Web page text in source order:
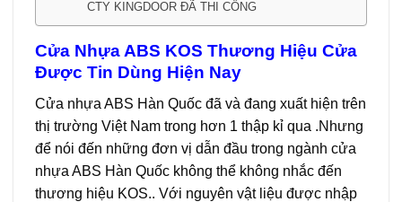
CTY KINGDOOR ĐÃ THI CÔNG
Cửa Nhựa ABS KOS Thương Hiệu Cửa
Được Tin Dùng Hiện Nay
Cửa nhựa ABS Hàn Quốc đã và đang xuất hiện trên
thị trường Việt Nam trong hơn 1 thập kỉ qua .Nhưng
để nói đến những đơn vị dẫn đầu trong ngành cửa
nhựa ABS Hàn Quốc không thể không nhắc đến
thương hiệu KOS.. Với nguyên vật liệu được nhập